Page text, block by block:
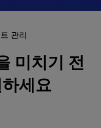
관리
미치기 전
세요